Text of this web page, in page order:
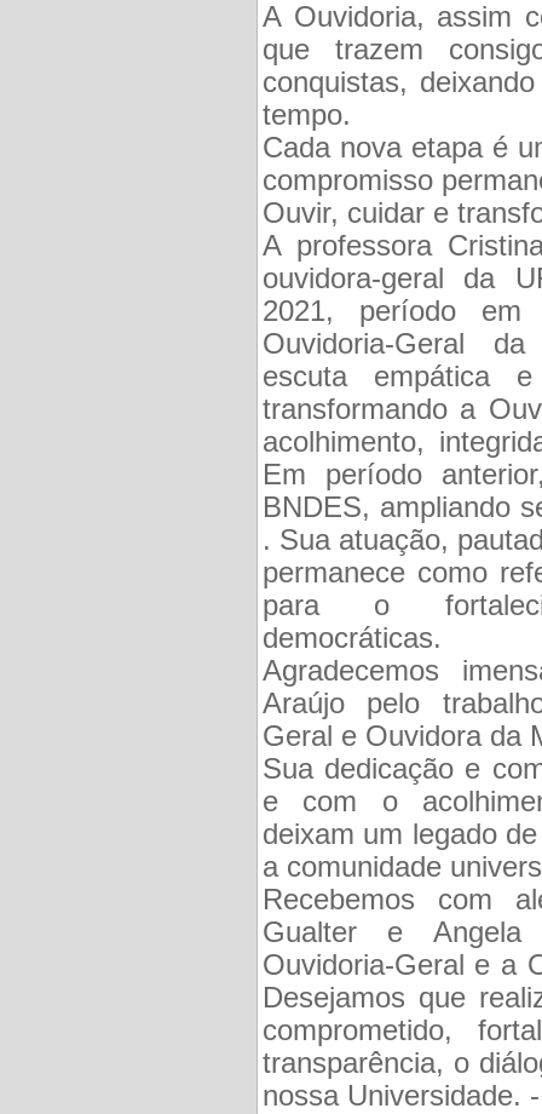
A Ouvidoria, assim
que trazem
conquistas,
tempo.
Cada nova etapa é
compromisso
Ouvir, cuidar e
A professora
ouvidora-geral da
2021, período
Ouvidoria-Geral
escuta empática
transformando a
acolhimento,
Em período
BNDES, ampliando
. Sua atuação,
permanece como
para o
democráticas.
Agradecemos
Araújo pelo
Geral e Ouvidora da
Sua dedicação e
e com o
deixam um legado
a comunidade
Recebemos com
Gualter e
Ouvidoria-Geral e a
Desejamos que
comprometido,
transparência, o
nossa Universidade.